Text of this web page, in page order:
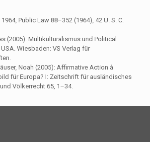
Public Law 88–352 (1964), 42 U. S. C.
(2005): Multikulturalismus und Political
Wiesbaden: VS Verlag für
Noah (2005): Affirmative Action à
für Europa? I: Zeitschrift für ausländisches
Völkerrecht 65, 1–34.